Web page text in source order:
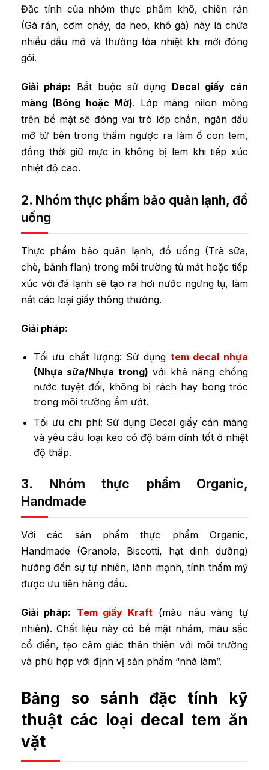
Đặc tính của nhóm thực phẩm khô, chiên rán
(Gà rán, cơm cháy, da heo, khô gà) này là chứa
nhiều dầu mỡ và thường tỏa nhiệt khi mới đóng
gói.
Giải pháp: Bắt buộc sử dụng Decal giấy cán
màng (Bóng hoặc Mờ). Lớp màng nilon mỏng
trên bề mặt sẽ đóng vai trò lớp chắn, ngăn dầu
mỡ từ bên trong thấm ngược ra làm ố con tem,
đồng thời giữ mực in không bị lem khi tiếp xúc
nhiệt độ cao.
2. Nhóm thực phẩm bảo quản lạnh, đồ
uống
Thực phẩm bảo quản lạnh, đồ uống (Trà sữa,
chè, bánh flan) trong môi trường tủ mát hoặc tiếp
xúc với đá lạnh sẽ tạo ra hơi nước ngưng tụ, làm
nát các loại giấy thông thường.
Giải pháp:
Tối ưu chất lượng: Sử dụng tem decal nhựa
(Nhựa sữa/Nhựa trong) với khả năng chống
nước tuyệt đối, không bị rách hay bong tróc
trong môi trường ẩm ướt.
Tối ưu chi phí: Sử dụng Decal giấy cán màng
và yêu cầu loại keo có độ bám dính tốt ở nhiệt
độ thấp.
3. Nhóm thực phẩm Organic,
Handmade
Với các sản phẩm thực phẩm Organic,
Handmade (Granola, Biscotti, hạt dinh dưỡng)
hướng đến sự tự nhiên, lành mạnh, tính thẩm mỹ
được ưu tiên hàng đầu.
Giải pháp: Tem giấy Kraft (màu nâu vàng tự
nhiên). Chất liệu này có bề mặt nhám, màu sắc
cổ điển, tạo cảm giác thân thiện với môi trường
và phù hợp với định vị sản phẩm “nhà làm”.
Bảng so sánh đặc tính kỹ
thuật các loại decal tem ăn
vặt